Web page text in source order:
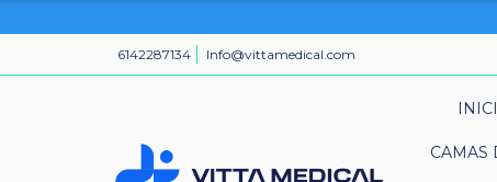
6142287134 Info@vittamedical.com
CAMAS